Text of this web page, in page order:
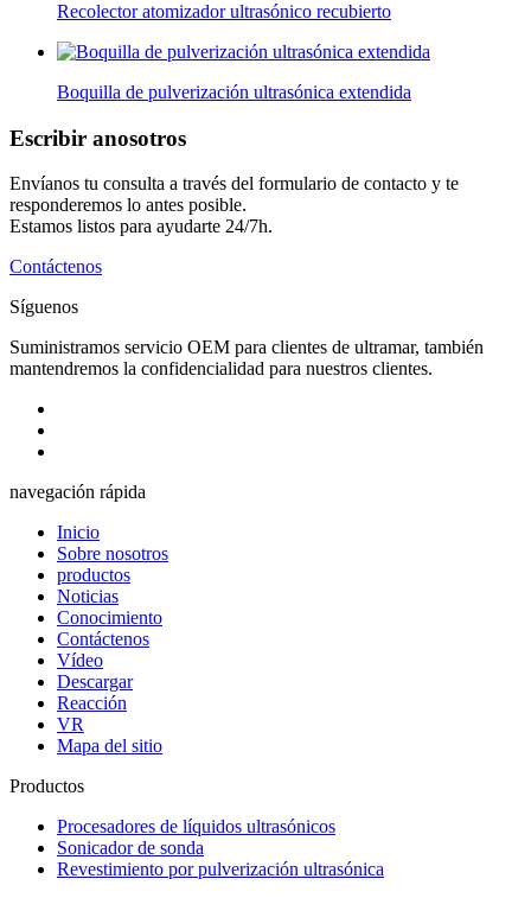
Recolector atomizador ultrasónico recubierto
Boquilla de pulverización ultrasónica extendida
Escribir anosotros
Envíanos tu consulta a través del formulario de contacto y te
responderemos lo antes posible.
Estamos listos para ayudarte 24/7h.
Contáctenos
Síguenos
Suministramos servicio OEM para clientes de ultramar, también
mantendremos la confidencialidad para nuestros clientes.
navegación rápida
Inicio
Sobre nosotros
productos
Noticias
Conocimiento
Contáctenos
Vídeo
Descargar
Reacción
VR
Mapa del sitio
Productos
Procesadores de líquidos ultrasónicos
Sonicador de sonda
Revestimiento por pulverización ultrasónica